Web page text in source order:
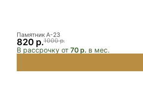
Памятник А-23
820 р.1000 р.
В рассрочку от 70 р. в мес.